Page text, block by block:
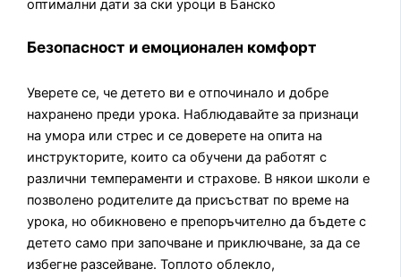
Безопасност и емоционален комфорт
Уверете се, че детето ви е отпочинало и добре
нахранено преди урока. Наблюдавайте за признаци
на умора или стрес и се доверете на опита на
инструкторите, които са обучени да работят с
различни темпераменти и страхове. В някои школи е
позволено родителите да присъстват по време на
урока, но обикновено е препоръчително да бъдете с
детето само при започване и приключване, за да се
избегне разсейване. Топлото облекло,